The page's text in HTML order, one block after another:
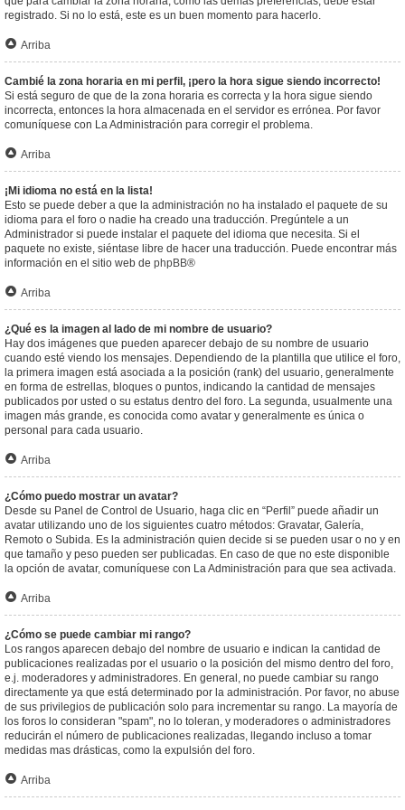
registrado. Si no lo está, este es un buen momento para hacerlo.
Arriba
Cambié la zona horaria en mi perfil, ¡pero la hora sigue siendo incorrecto!
Si está seguro de que de la zona horaria es correcta y la hora sigue siendo
incorrecta, entonces la hora almacenada en el servidor es errónea. Por favor
comuníquese con La Administración para corregir el problema.
Arriba
¡Mi idioma no está en la lista!
Esto se puede deber a que la administración no ha instalado el paquete de su
idioma para el foro o nadie ha creado una traducción. Pregúntele a un
Administrador si puede instalar el paquete del idioma que necesita. Si el
paquete no existe, siéntase libre de hacer una traducción. Puede encontrar más
información en el sitio web de phpBB®
Arriba
¿Qué es la imagen al lado de mi nombre de usuario?
Hay dos imágenes que pueden aparecer debajo de su nombre de usuario
cuando esté viendo los mensajes. Dependiendo de la plantilla que utilice el foro,
la primera imagen está asociada a la posición (rank) del usuario, generalmente
en forma de estrellas, bloques o puntos, indicando la cantidad de mensajes
publicados por usted o su estatus dentro del foro. La segunda, usualmente una
imagen más grande, es conocida como avatar y generalmente es única o
personal para cada usuario.
Arriba
¿Cómo puedo mostrar un avatar?
Desde su Panel de Control de Usuario, haga clic en “Perfil” puede añadir un
avatar utilizando uno de los siguientes cuatro métodos: Gravatar, Galería,
Remoto o Subida. Es la administración quien decide si se pueden usar o no y en
que tamaño y peso pueden ser publicadas. En caso de que no este disponible
la opción de avatar, comuníquese con La Administración para que sea activada.
Arriba
¿Cómo se puede cambiar mi rango?
Los rangos aparecen debajo del nombre de usuario e indican la cantidad de
publicaciones realizadas por el usuario o la posición del mismo dentro del foro,
e.j. moderadores y administradores. En general, no puede cambiar su rango
directamente ya que está determinado por la administración. Por favor, no abuse
de sus privilegios de publicación solo para incrementar su rango. La mayoría de
los foros lo consideran "spam", no lo toleran, y moderadores o administradores
reducirán el número de publicaciones realizadas, llegando incluso a tomar
medidas mas drásticas, como la expulsión del foro.
Arriba